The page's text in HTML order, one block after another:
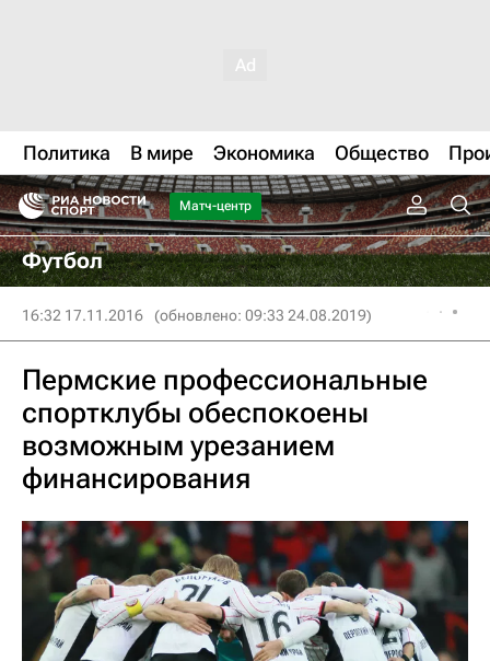
Политика В мире Экономика Общество
Матч-центр
Футбол
16:32 17.11.2016 (обновлено: 09:33 24.08.2019)
Пермские профессиональные
спортклубы обеспокоены
возможным урезанием
финансирования